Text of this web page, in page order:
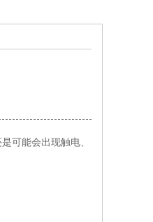
可能会出现触电、